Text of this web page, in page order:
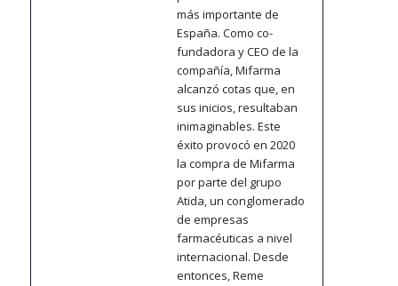
más importante de
España. Como co-
fundadora y CEO de la
compañía, Mifarma
alcanzó cotas que, en
sus inicios, resultaban
inimaginables. Este
éxito provocó en 2020
la compra de Mifarma
por parte del grupo
Atida, un conglomerado
de empresas
farmacéuticas a nivel
internacional. Desde
entonces, Reme